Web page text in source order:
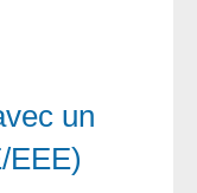
un
EEE)